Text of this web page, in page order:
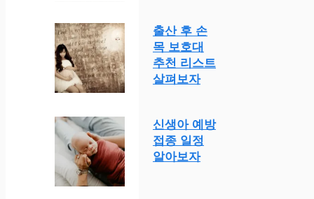
출산 후 손
목 보호대
추천 리스트
살펴보자
신생아 예방
접종 일정
알아보자